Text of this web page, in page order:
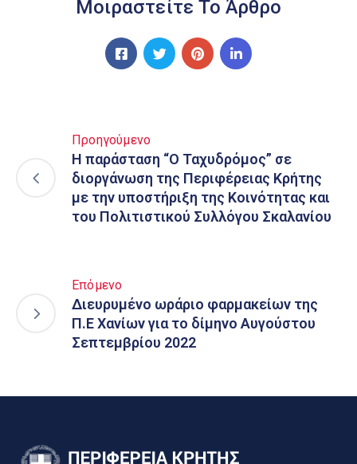
Μοιραστείτε Το Άρθρο
Προηγούμενο
Η παράσταση “O Ταχυδρόμος” σε
διοργάνωση της Περιφέρειας Κρήτης
με την υποστήριξη της Κοινότητας και
του Πολιτιστικού Συλλόγου Σκαλανίου
Επόμενο
Διευρυμένο ωράριο φαρμακείων της
Π.Ε Χανίων για το δίμηνο Αυγούστου
Σεπτεμβρίου 2022